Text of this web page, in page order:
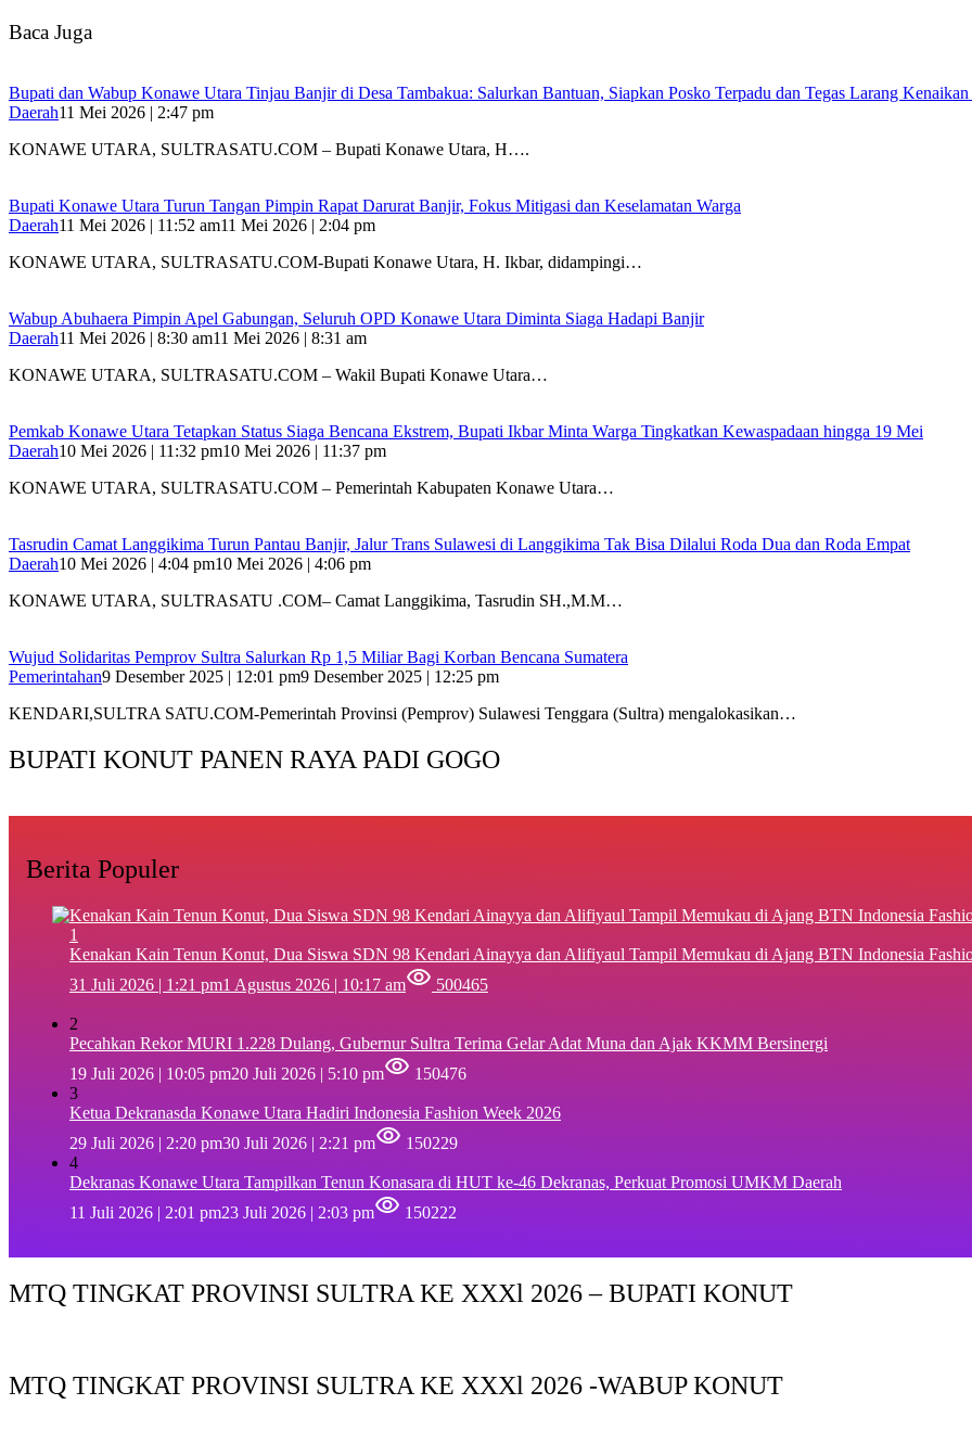
Baca Juga
Bupati dan Wabup Konawe Utara Tinjau Banjir di Desa Tambakua: Salurkan Bantuan, Siapkan Posko Terpadu dan Tegas Larang Kenaikan
Daerah11 Mei 2026 | 2:47 pm
KONAWE UTARA, SULTRASATU.COM – Bupati Konawe Utara, H….
Bupati Konawe Utara Turun Tangan Pimpin Rapat Darurat Banjir, Fokus Mitigasi dan Keselamatan Warga
Daerah11 Mei 2026 | 11:52 am11 Mei 2026 | 2:04 pm
KONAWE UTARA, SULTRASATU.COM-Bupati Konawe Utara, H. Ikbar, didampingi…
Wabup Abuhaera Pimpin Apel Gabungan, Seluruh OPD Konawe Utara Diminta Siaga Hadapi Banjir
Daerah11 Mei 2026 | 8:30 am11 Mei 2026 | 8:31 am
KONAWE UTARA, SULTRASATU.COM – Wakil Bupati Konawe Utara…
Pemkab Konawe Utara Tetapkan Status Siaga Bencana Ekstrem, Bupati Ikbar Minta Warga Tingkatkan Kewaspadaan hingga 19 Mei
Daerah10 Mei 2026 | 11:32 pm10 Mei 2026 | 11:37 pm
KONAWE UTARA, SULTRASATU.COM – Pemerintah Kabupaten Konawe Utara…
Tasrudin Camat Langgikima Turun Pantau Banjir, Jalur Trans Sulawesi di Langgikima Tak Bisa Dilalui Roda Dua dan Roda Empat
Daerah10 Mei 2026 | 4:04 pm10 Mei 2026 | 4:06 pm
KONAWE UTARA, SULTRASATU .COM– Camat Langgikima, Tasrudin SH.,M.M…
Wujud Solidaritas Pemprov Sultra Salurkan Rp 1,5 Miliar Bagi Korban Bencana Sumatera
Pemerintahan9 Desember 2025 | 12:01 pm9 Desember 2025 | 12:25 pm
KENDARI,SULTRA SATU.COM-Pemerintah Provinsi (Pemprov) Sulawesi Tenggara (Sultra) mengalokasikan…
BUPATI KONUT PANEN RAYA PADI GOGO
Berita Populer
1
‎Kenakan Kain Tenun Konut, Dua Siswa SDN 98 Kendari Ainayya dan Alifiyaul Tampil Memukau di Ajang BTN Indonesia
31 Juli 2026 | 1:21 pm1 Agustus 2026 | 10:17 am 500465
2
Pecahkan Rekor MURI 1.228 Dulang, Gubernur Sultra Terima Gelar Adat Muna dan Ajak KKMM Bersinergi
19 Juli 2026 | 10:05 pm20 Juli 2026 | 5:10 pm
150476
3
Ketua Dekranasda Konawe Utara Hadiri Indonesia Fashion Week 2026
29 Juli 2026 | 2:20 pm30 Juli 2026 | 2:21 pm
150229
4
Dekranas Konawe Utara Tampilkan Tenun Konasara di HUT ke-46 Dekranas, Perkuat Promosi UMKM Daerah
11 Juli 2026 | 2:01 pm23 Juli 2026 | 2:03 pm 150222
MTQ TINGKAT PROVINSI SULTRA KE XXXl 2026 – BUPATI KONUT
MTQ TINGKAT PROVINSI SULTRA KE XXXl 2026 -WABUP KONUT